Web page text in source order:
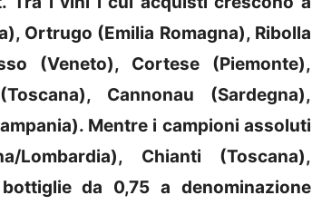
Ortrugo (Emilia Romagna), Ribolla
(Veneto), Cortese (Piemonte),
Cannonau (Sardegna),
Mentre i campioni assoluti
Lombardia), Chianti (Toscana),
da 0,75 a denominazione